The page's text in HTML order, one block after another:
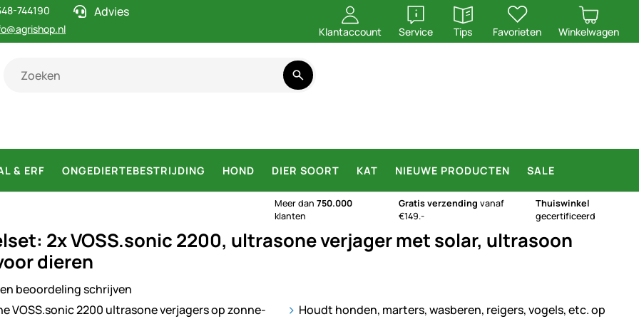
744190
Advies
Klantaccount Service
openen
Tips
openen
Favorieten Winkelwagen
& ERF ONGEDIERTEBESTRIJDING HOND DIER SOORT KAT NIEUWE PRODUCTEN SALE
Meer dan750.000
klanten
Gratis verzending vanaf
€149.-
Thuiswinkel
gecertificeerd
2x VOSS.sonic 2200, ultrasone verjager met solar, ultrasoon
dieren
beoordeling schrijven
Houdt honden, marters, wasberen, reigers, vogels, etc. op